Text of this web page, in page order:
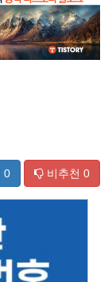
0 비추천 0